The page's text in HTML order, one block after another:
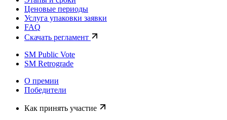
Ценовые периоды
Услуга упаковки заявки
FAQ
Скачать регламент
SM Public Vote
SM Retrograde
О премии
Победители
Как принять участие